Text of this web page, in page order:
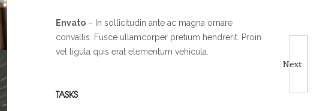
Next
Envato– In sollicitudin ante ac magna ornare
convallis. Fusce ullamcorper pretium hendrerit. Proin
vel ligula quis erat elementum vehicula.
TASKS